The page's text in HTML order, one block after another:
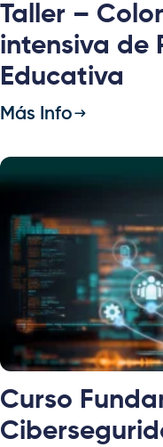
Taller –
intensiva de
Educativa
Más Info
Curso